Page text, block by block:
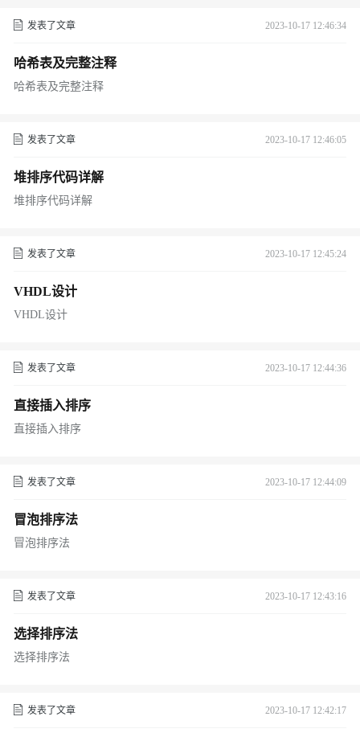
发表了文章 2023-10-17 12:46:34
哈希表及完整注释
哈希表及完整注释
发表了文章 2023-10-17 12:46:05
堆排序代码详解
堆排序代码详解
发表了文章 2023-10-17 12:45:24
VHDL设计
VHDL设计
发表了文章 2023-10-17 12:44:36
直接插入排序
直接插入排序
发表了文章 2023-10-17 12:44:09
冒泡排序法
冒泡排序法
发表了文章 2023-10-17 12:43:16
选择排序法
选择排序法
发表了文章 2023-10-17 12:42:17